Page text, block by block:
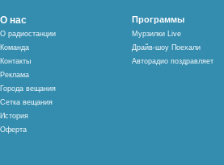
О нас
О радиостанции
Команда
Контакты
Реклама
Города вещания
Сетка вещания
История
Оферта
Программы
Мурзилки Live
Драйв-шоу Поехали
Авторадио поздравляет